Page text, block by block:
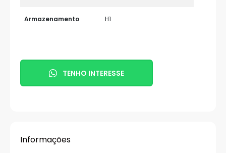
Armazenamento H1
TENHO INTERESSE
Informações